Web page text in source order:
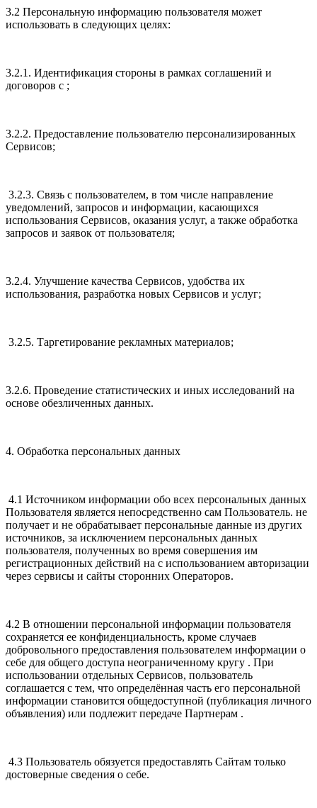
3.2 Персональную информацию пользователя может
использовать в следующих целях:
3.2.1. Идентификация стороны в рамках соглашений и
договоров с ;
3.2.2. Предоставление пользователю персонализированных
Сервисов;
3.2.3. Связь с пользователем, в том числе направление
уведомлений, запросов и информации, касающихся
использования Сервисов, оказания услуг, а также обработка
запросов и заявок от пользователя;
3.2.4. Улучшение качества Сервисов, удобства их
использования, разработка новых Сервисов и услуг;
3.2.5. Таргетирование рекламных материалов;
3.2.6. Проведение статистических и иных исследований на
основе обезличенных данных.
4. Обработка персональных данных
4.1 Источником информации обо всех персональных данных
Пользователя является непосредственно сам Пользователь. не
получает и не обрабатывает персональные данные из других
источников, за исключением персональных данных
пользователя, полученных во время совершения им
регистрационных действий на с использованием авторизации
через сервисы и сайты сторонних Операторов.
4.2 В отношении персональной информации пользователя
сохраняется ее конфиденциальность, кроме случаев
добровольного предоставления пользователем информации о
себе для общего доступа неограниченному кругу . При
использовании отдельных Сервисов, пользователь
соглашается с тем, что определённая часть его персональной
информации становится общедоступной (публикация личного
объявления) или подлежит передаче Партнерам .
4.3 Пользователь обязуется предоставлять Сайтам только
достоверные сведения о себе.